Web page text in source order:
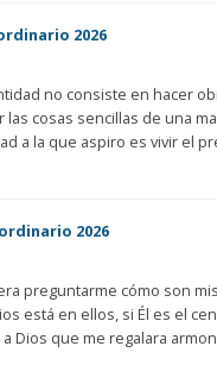
2026
no consiste en hacer
las cosas sencillas de una
a la que aspiro es vivir el
2026
preguntarme cómo son
está en ellos, si Él es el
Dios que me regalara